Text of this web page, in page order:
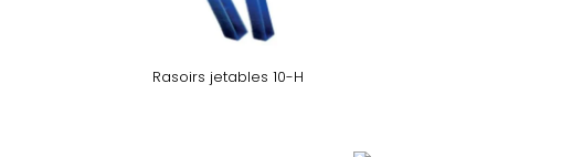
Rasoirs jetables 10-H